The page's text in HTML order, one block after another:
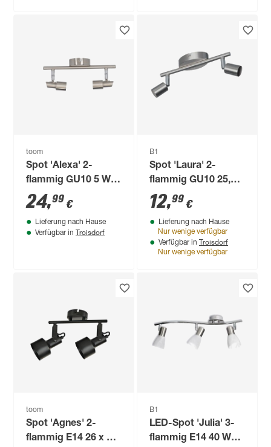
toom
Spot 'Alexa' 2-
flammig GU10 5 W
27,5 x 11,5 cm
24,99 €
Lieferung nach Hause
Verfügbar in Troisdorf
B1
Spot 'Laura' 2-
flammig GU10 25,2 x
8,5 cm
12,99 €
Lieferung nach Hause
Nur wenige verfügbar
Verfügbar in Troisdorf
Nur wenige verfügbar
toom
Spot 'Agnes' 2-
flammig E14 26 x 14
B1
LED-Spot 'Julia' 3-
flammig E14 40 W